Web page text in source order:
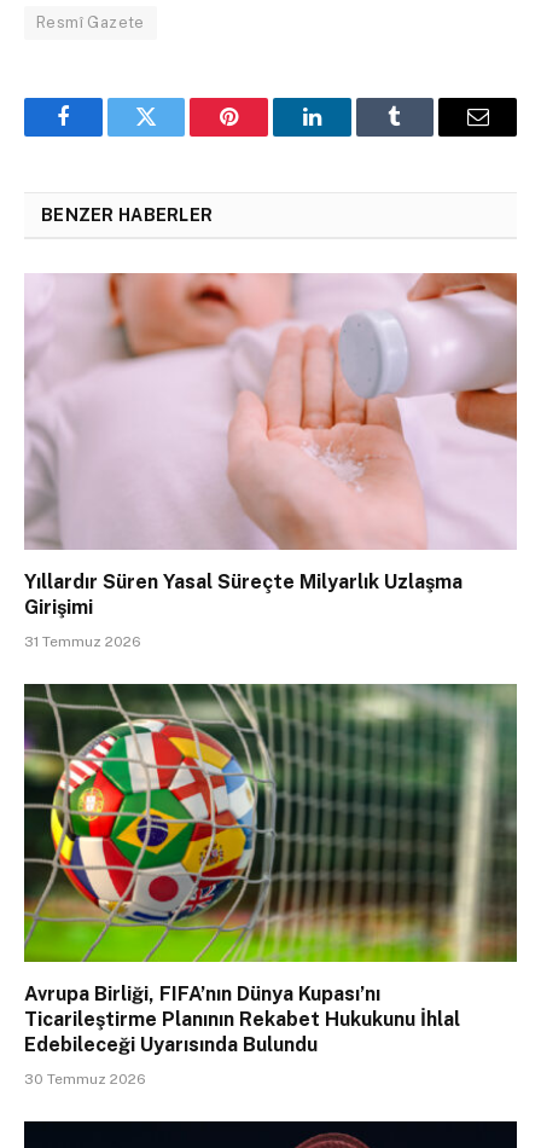
Resmî Gazete
FacebookTwitter Pinterest LinkedInTumblr Email
BENZER HABERLER
Yıllardır Süren Yasal Süreçte Milyarlık Uzlaşma
Girişimi
31 Temmuz 2026
Avrupa Birliği, FIFA’nın Dünya Kupası’nı
Ticarileştirme Planının Rekabet Hukukunu İhlal
Edebileceği Uyarısında Bulundu
30 Temmuz 2026